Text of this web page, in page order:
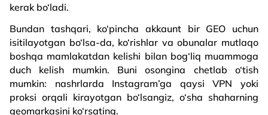
kerak bo‘ladi.
Bundan tashqari, ko‘pincha akkaunt bir GEO uchun
isitilayotgan bo‘lsa-da, ko‘rishlar va obunalar mutlaqo
boshqa mamlakatdan kelishi bilan bog‘liq muammoga
duch kelish mumkin. Buni osongina chetlab o‘tish
mumkin: nashrlarda Instagram’ga qaysi VPN yoki
proksi orqali kirayotgan bo‘lsangiz, o‘sha shaharning
geomarkasini ko‘rsating.